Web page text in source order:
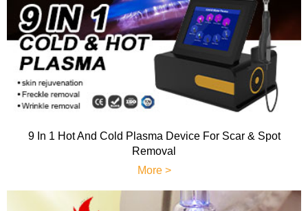
9 In 1 Hot And Cold Plasma Device For Scar & Spot
Removal
More >